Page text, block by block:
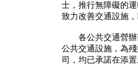
士，推行無障礙的
致力改善交通設施
各公共交通營辦
公共交通設施，為
司，均已承諾在添